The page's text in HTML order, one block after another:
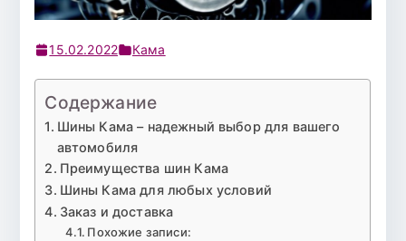
15.02.2022 Кама
Содержание
Шины Кама – надежный выбор для вашего
автомобиля
Преимущества шин Кама
Шины Кама для любых условий
Заказ и доставка
Похожие записи: